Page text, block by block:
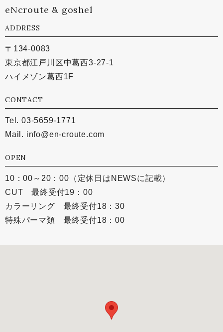
eNcroute & goshel
ADDRESS
〒134-0083
東京都江戸川区中葛西3-27-1
ハイメゾン葛西1F
CONTACT
Tel. 03-5659-1771
Mail. info@en-croute.com
OPEN
10：00～20：00（定休日はNEWSに記載）
CUT 最終受付19：00
カラーリング 最終受付18：30
特殊パーマ類 最終受付18：00